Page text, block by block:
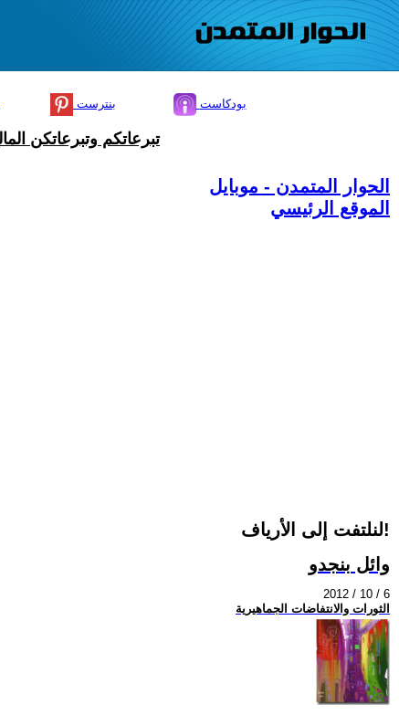
بنترست بودكاست
تبرعاتكم وتبرعاتكن
الحوار المتمدن - موبايل
الموقع الرئيسي
لنلتفت إلى الأرياف!
وائل بنجدو
2012 / 10 / 6
الثورات والانتفاضات الجماهيرية